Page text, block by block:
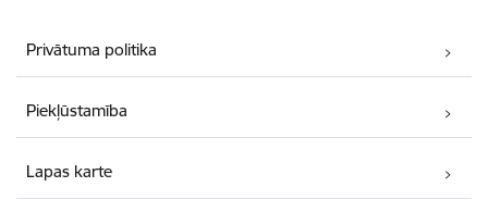
Privātuma politika
Piekļūstamība
Lapas karte